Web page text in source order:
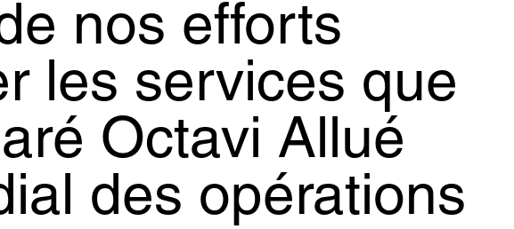
nos efforts
les services que
Octavi Allué
des opérations